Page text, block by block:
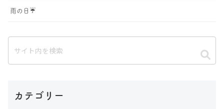
雨の日☔️
カテゴリー